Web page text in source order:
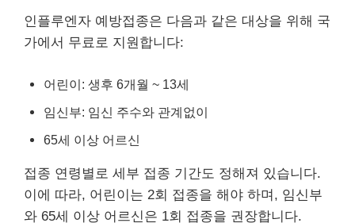
인플루엔자 예방접종은 다음과 같은 대상을 위해 국
가에서 무료로 지원합니다:
어린이: 생후 6개월 ~ 13세
임신부: 임신 주수와 관계없이
65세 이상 어르신
접종 연령별로 세부 접종 기간도 정해져 있습니다.
이에 따라, 어린이는 2회 접종을 해야 하며, 임신부
와 65세 이상 어르신은 1회 접종을 권장합니다.